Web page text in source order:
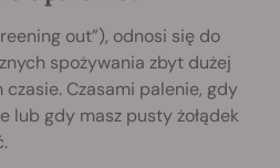
out”), odnosi się do
spożywania zbyt dużej
Czasami palenie, gdy
lub gdy masz pusty żołądek